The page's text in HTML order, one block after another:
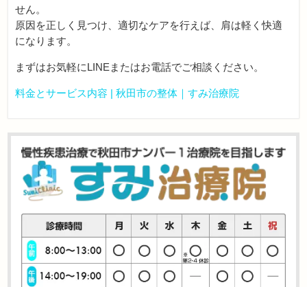
せん。
原因を正しく見つけ、適切なケアを行えば、肩は軽く快適
になります。
まずはお気軽にLINEまたはお電話でご相談ください。
料金とサービス内容 | 秋田市の整体｜すみ治療院